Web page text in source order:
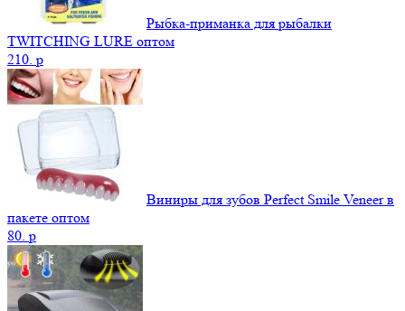
Рыбка-приманка для рыбалки
TWITCHING LURE оптом
210. p
Виниры для зубов Perfect Smile Veneer в
пакете оптом
80. p